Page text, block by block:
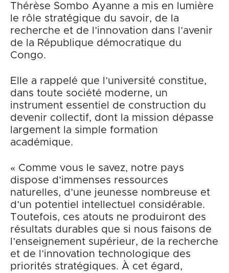
Thérèse Sombo Ayanne a mis en lumière
le rôle stratégique du savoir, de la
recherche et de l’innovation dans l’avenir
de la République démocratique du
Congo.
Elle a rappelé que l’université constitue,
dans toute société moderne, un
instrument essentiel de construction du
devenir collectif, dont la mission dépasse
largement la simple formation
académique.
« Comme vous le savez, notre pays
dispose d’immenses ressources
naturelles, d’une jeunesse nombreuse et
d’un potentiel intellectuel considérable.
Toutefois, ces atouts ne produiront des
résultats durables que si nous faisons de
l’enseignement supérieur, de la recherche
et de l’innovation technologique des
priorités stratégiques. À cet égard,